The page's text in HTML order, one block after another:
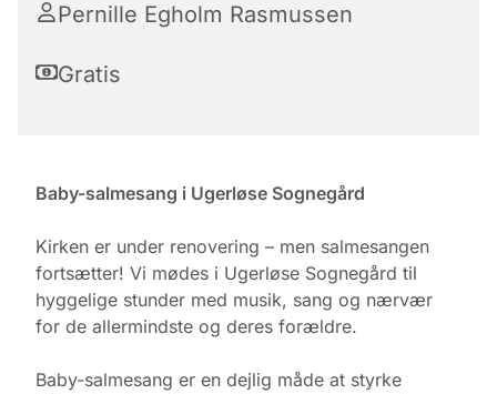
Pernille Egholm Rasmussen
Gratis
Baby-salmesang i Ugerløse Sognegård
Kirken er under renovering – men salmesangen
fortsætter! Vi mødes i Ugerløse Sognegård til
hyggelige stunder med musik, sang og nærvær
for de allermindste og deres forældre.
Baby-salmesang er en dejlig måde at styrke